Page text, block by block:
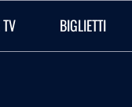
BIGLIETTI